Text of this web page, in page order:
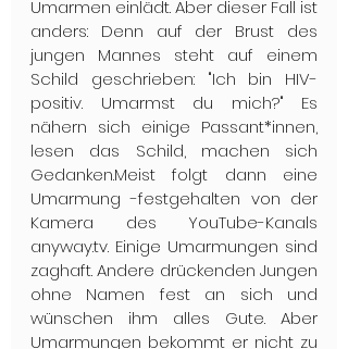
Umarmen einlädt. Aber dieser Fall ist
anders: Denn auf der Brust des
jungen Mannes steht auf einem
Schild geschrieben: "Ich bin HIV-
positiv. Umarmst du mich?" Es
nähern sich einige Passant*innen,
lesen das Schild, machen sich
Gedanken.Meist folgt dann eine
Umarmung -festgehalten von der
Kamera des YouTube-Kanals
anyway.tv. Einige Umarmungen sind
zaghaft. Andere drückenden Jungen
ohne Namen fest an sich und
wünschen ihm alles Gute. Aber
Umarmungen bekommt er nicht zu